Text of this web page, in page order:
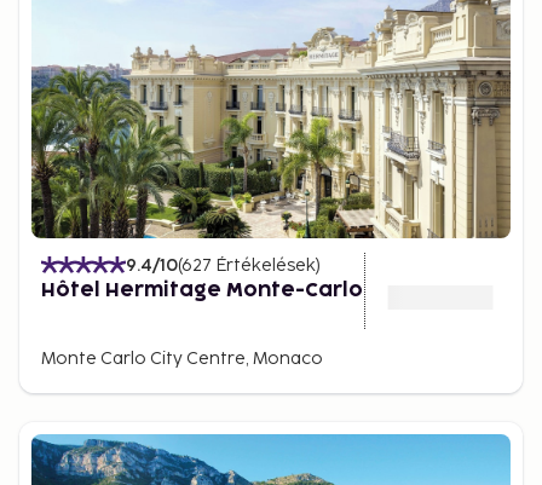
9.4/10(627 Értékelések)
Hôtel Hermitage Monte-Carlo
Monte Carlo City Centre, Monaco